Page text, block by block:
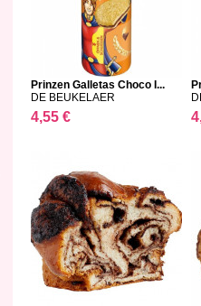
Prinzen Galletas Choco I...
DE BEUKELAER
4,55 €